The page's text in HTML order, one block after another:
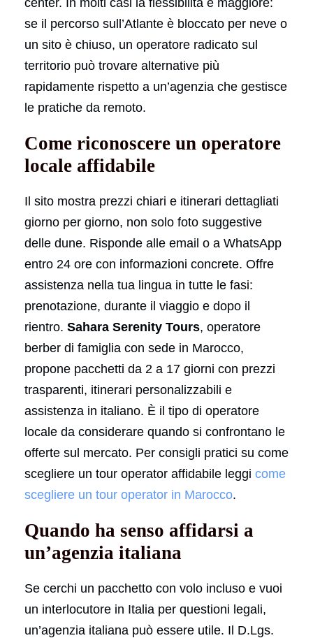
se il percorso sull’Atlante è bloccato per neve o
un sito è chiuso, un operatore radicato sul
territorio può trovare alternative più
rapidamente rispetto a un’agenzia che gestisce
le pratiche da remoto.
Come riconoscere un operatore
locale affidabile
Il sito mostra prezzi chiari e itinerari dettagliati
giorno per giorno, non solo foto suggestive
delle dune. Risponde alle email o a WhatsApp
entro 24 ore con informazioni concrete. Offre
assistenza nella tua lingua in tutte le fasi:
prenotazione, durante il viaggio e dopo il
rientro. Sahara Serenity Tours, operatore
berber di famiglia con sede in Marocco,
propone pacchetti da 2 a 17 giorni con prezzi
trasparenti, itinerari personalizzabili e
assistenza in italiano. È il tipo di operatore
locale da considerare quando si confrontano le
offerte sul mercato. Per consigli pratici su come
scegliere un tour operator affidabile leggi come
scegliere un tour operator in Marocco.
Quando ha senso affidarsi a
un’agenzia italiana
Se cerchi un pacchetto con volo incluso e vuoi
un interlocutore in Italia per questioni legali,
un’agenzia italiana può essere utile. Il D.Lgs.